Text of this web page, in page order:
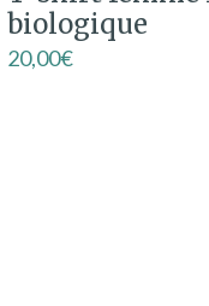
biologique
20,00€